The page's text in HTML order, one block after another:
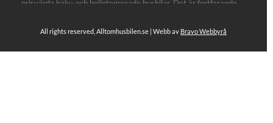
prisvärda halv- och helintegrerade husbilar. Det är fortfarande
plåtisutbud lite extra kärlek med hela 3 nya utrustningsnivåer.
All rights reserved, Alltomhusbilen.se | Webb av Bravo Webbyrå